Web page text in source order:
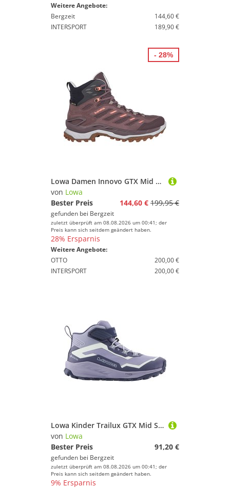
Weitere Angebote:
Bergzeit
144,60 €
INTERSPORT
189,90 €
Lowa Damen Innovo GTX Mid Schuhe
von Lowa
Bester Preis
144,60 € 199,95 €
gefunden bei Bergzeit
zuletzt überprüft am 08.08.2026 um 00:41; der
Preis kann sich seitdem geändert haben.
28% Ersparnis
Weitere Angebote:
OTTO
200,00 €
INTERSPORT
200,00 €
- 28%
Lowa Kinder Trailux GTX Mid Schuhe
von Lowa
Bester Preis
91,20 €
gefunden bei Bergzeit
zuletzt überprüft am 08.08.2026 um 00:41; der
Preis kann sich seitdem geändert haben.
9% Ersparnis